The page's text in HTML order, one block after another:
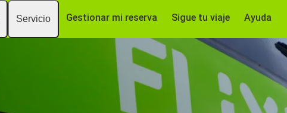
Servicio Gestionar mi reserva Sigue tu viaje Ayuda